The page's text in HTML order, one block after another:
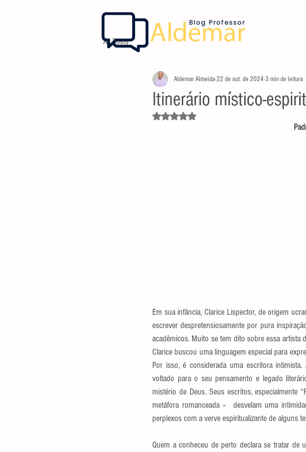
All Posts
Itinerário místico-
Aldemar Almeida22 de out. de 2024 3 min de leitura
Avaliado com NaN de 5 estrelas.
Em sua infância, Clarice Lispector, de origem
escrever despretensiosamente por pura
acadêmicos. Muito se tem dito sobre essa artista
Clarice buscou uma linguagem especial para
Por isso, é considerada uma escritora
voltado para o seu pensamento e legado
mistério de Deus. Seus escritos, especialmente
metáfora romanceada –  desvelam uma
perplexos com a verve espiritualizante de alguns
Quem a conheceu de perto declara se tratar de